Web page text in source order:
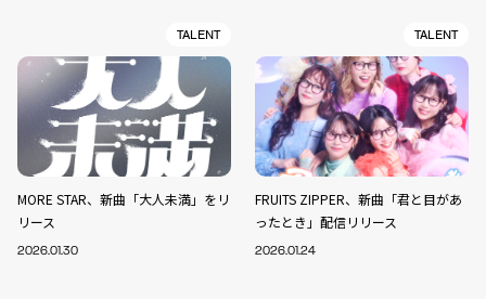
TALENT
MORE STAR、新曲「大人未満」をリ
リース
2026.01.30
TALENT
FRUITS ZIPPER、新曲「君と目があ
ったとき」配信リリース
2026.01.24